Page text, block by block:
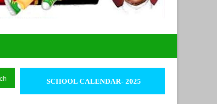
SCHOOL CALENDAR- 2025